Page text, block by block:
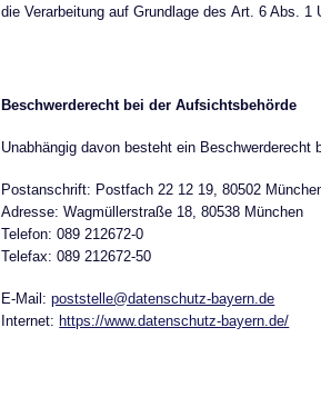
die Verarbeitung auf Grundlage des Art. 6 Abs.
Beschwerderecht bei der Aufsichtsbehörde
Unabhängig davon besteht ein
Postanschrift: Postfach 22 12 19, 80502
Adresse: Wagmüllerstraße 18, 80538 München
Telefon: 089 212672-0
Telefax: 089 212672-50
E-Mail:poststelle@datenschutz-bayern.de
Internet: https://www.datenschutz-bayern.de/